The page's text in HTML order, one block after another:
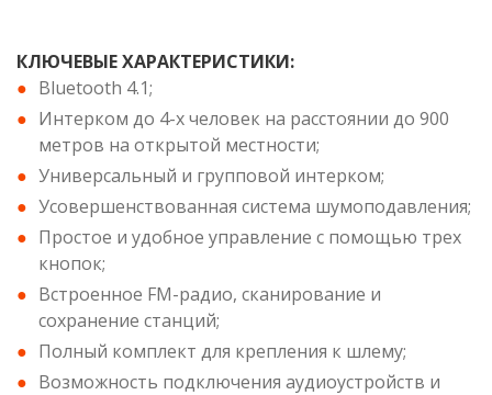
КЛЮЧЕВЫЕ ХАРАКТЕРИСТИКИ:
Bluetooth 4.1;
Интерком до 4-х человек на расстоянии до 900
метров на открытой местности;
Универсальный и групповой интерком;
Усовершенствованная система шумоподавления;
Простое и удобное управление с помощью трех
кнопок;
Встроенное FM-радио, сканирование и
сохранение станций;
Полный комплект для крепления к шлему;
Возможность подключения аудиоустройств и